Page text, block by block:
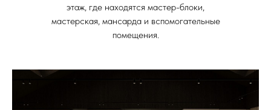
этаж, где находятся мастер-блоки,
мастерская, мансарда и вспомогательные
помещения.